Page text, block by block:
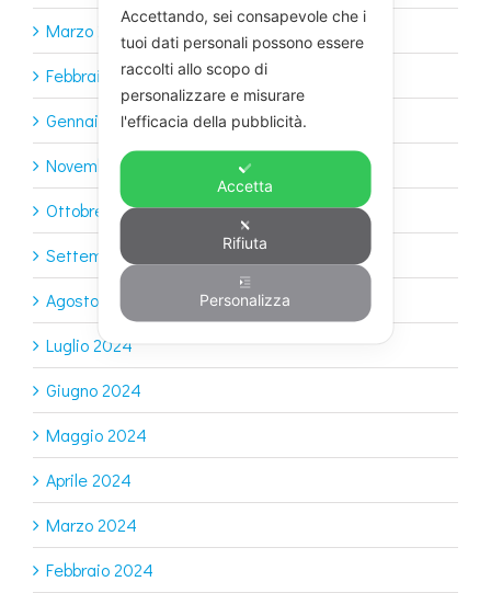
Marzo 2025
Febbraio 2025
Gennaio 2025
Novembre 2024
Ottobre 2024
Settembre 2024
Agosto 2024
Luglio 2024
Giugno 2024
Maggio 2024
Aprile 2024
Marzo 2024
Febbraio 2024
Accettando, sei consapevole che i
tuoi dati personali possono essere
raccolti allo scopo di
personalizzare e misurare
l'efficacia della pubblicità.
Accetta
Rifiuta
Personalizza